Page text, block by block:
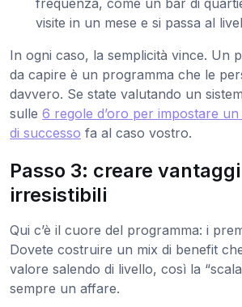
frequenza, come un bar di
visite in un mese e si passa al
In ogni caso, la semplicità vince. Un
da capire è un programma che le
davvero. Se state valutando un
sulle 6 regole d’oro per impostare
di successo fa al caso vostro.
Passo 3: creare
irresistibili
Qui c’è il cuore del programma: i
Dovete costruire un mix di benefit
valore salendo di livello, così la
sempre un affare.